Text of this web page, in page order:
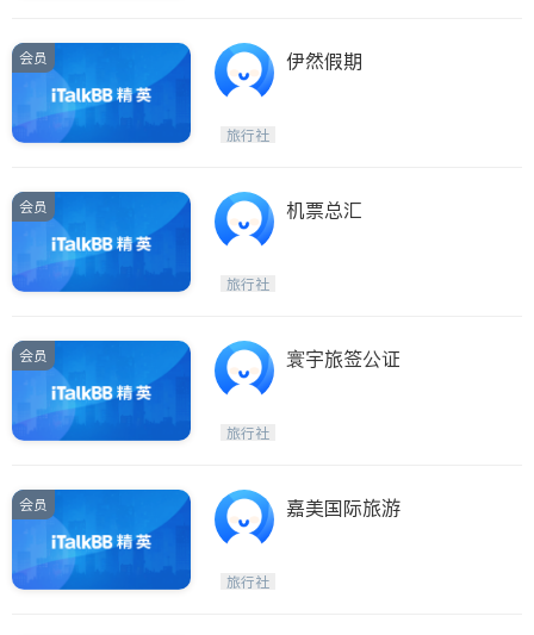
会员 伊然假期
旅行社
会员 机票总汇
旅行社
会员 寰宇旅签公证
旅行社
会员 嘉美国际旅游
旅行社